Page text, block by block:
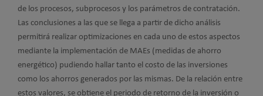
de los procesos, subprocesos y los parámetros de contratación.
Las conclusiones a las que se llega a partir de dicho análisis
permitirá realizar optimizaciones en cada uno de estos aspectos
mediante la implementación de MAEs (medidas de ahorro
energético) pudiendo hallar tanto el costo de las inversiones
como los ahorros generados por las mismas. De la relación entre
estos valores, se obtiene el periodo de retorno de la inversión o